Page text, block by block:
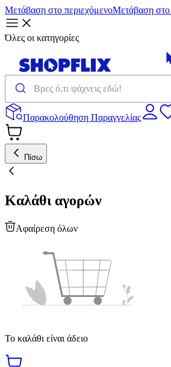
Μετάβαση στο περιεχόμενοΜετάβαση στο
Όλες οι κατηγορίες
Παρακολούθηση Παραγγελίας
Πίσω
Καλάθι αγορών
Αφαίρεση όλων
Το καλάθι είναι άδειο